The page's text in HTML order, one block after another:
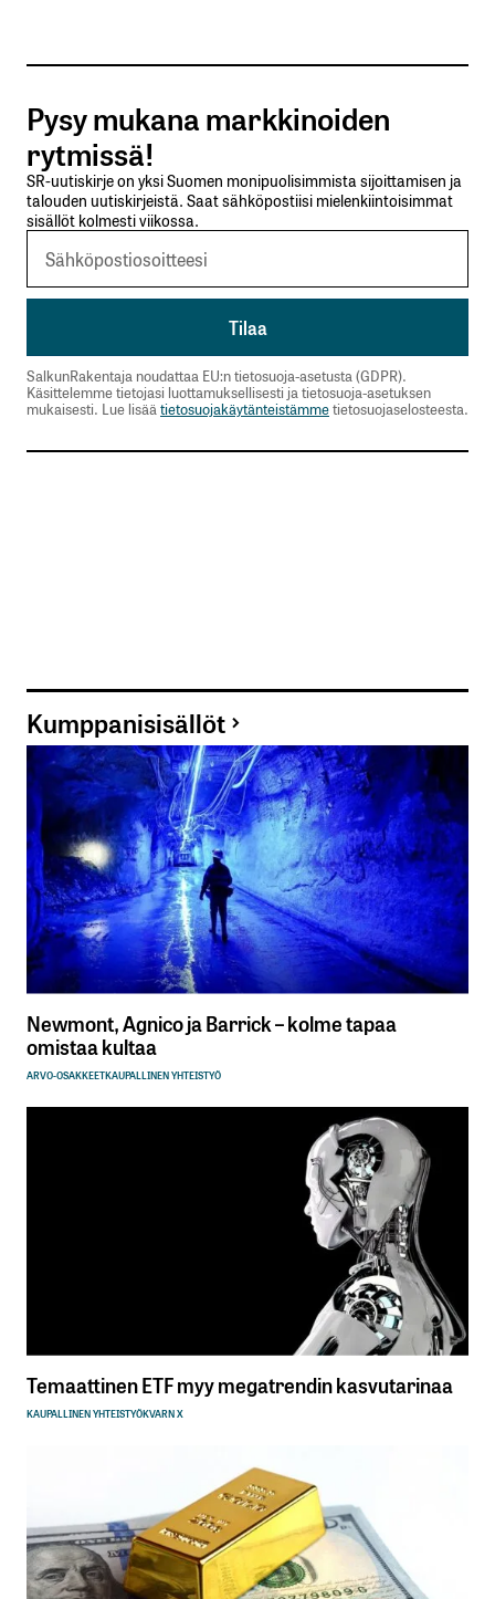
Nimesi tai nimimerkkisi
Sähköpostiosoitteesi*
Tilaa SalkunRakentajan uutiskirje
Lähetä kommentti
Pysy mukana markkinoiden
rytmissä!
SR-uutiskirje on yksi Suomen monipuolisimmista sijoittamisen ja
talouden uutiskirjeistä. Saat sähköpostiisi mielenkiintoisimmat
sisällöt kolmesti viikossa.
SalkunRakentaja noudattaa EU:n tietosuoja-asetusta (GDPR).
Käsittelemme tietojasi luottamuksellisesti ja tietosuoja-asetuksen
mukaisesti. Lue lisää tietosuojakäytänteistämmetietosuojaselosteesta.
Kumppanisisällöt
Newmont, Agnico ja Barrick – kolme tapaa
omistaa kultaa
ARVO-OSAKKEETKAUPALLINEN YHTEISTYÖ
Temaattinen ETF myy megatrendin kasvutarinaa
KAUPALLINEN YHTEISTYÖKVARN X